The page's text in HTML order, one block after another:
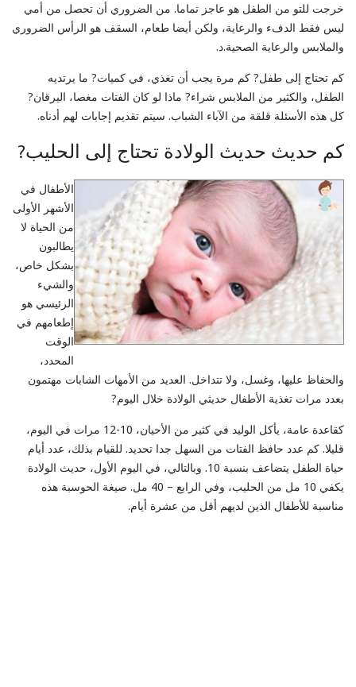
خرجت للتو من الطفل هو عاجز تماما. من الضروري أن تحصل من أمي
ليس فقط الدفء والرعاية، ولكن أيضا طعام، السقف هو الرأس الضروري
والملابس والرعاية الصحية.د.
كم تحتاج إلى طفل? كم مرة يجب أن تغذي، في كميات? ما يرتديه
الطفل، والكثير من الملابس شراء? ماذا لو كان الفتات مغصا، اليرقان?
كل هذه الأسئلة قلقة من الآباء الشباب. سيتم تقديم إجابات لهم أدناه.
كم حديث حديث الولادة تحتاج إلى الحليب?
الأطفال في
الأشهر الأولى
من الحياة لا
يطالبون
بشكل خاص،
والشيء
الرئيسي هو
إطعامهم في
الوقت
المحدد،
والحفاظ عليها، وغسل، ولا تتداخل. العديد من الأمهات الشابات مهتمون
بعدد مرات تغذية الأطفال حديثي الولادة خلال اليوم?
كقاعدة عامة، يأكل الوليد في كثير من الأحيان، 10-12 مرات في اليوم،
قليلا. كم عدد حافظ الفتات من السهل جدا تحديد. للقيام بذلك، عدد أيام
حياة الطفل يتضاعف بنسبة 10. وبالتالي، في اليوم الأول، حديث الولادة
يكفي 10 مل من الحليب، وفي الرابع – 40 مل. صيغة الحوسبة هذه
مناسبة للأطفال الذين لديهم أقل من عشرة أيام.